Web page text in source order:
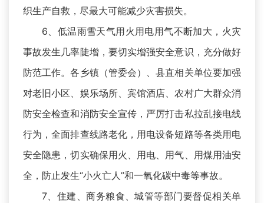
织生产自救，尽最大可能减少灾害损失。
6、低温雨雪天气用火用电用气不断加大，火灾
事故发生几率陡增，要切实增强安全意识，充分做好
防范工作。各乡镇（管委会）、县直相关单位要加强
对老旧小区、娱乐场所、宾馆酒店、农村广大群众消
防安全检查和消防安全宣传，严厉打击私拉乱接电线
行为，全面排查线路老化，用电设备短路等各类用电
安全隐患，切实确保用火、用电、用气、用煤用油安
全，防止发生“小火亡人”和一氧化碳中毒等事故。
7、住建、商务粮食、城管等部门要督促相关单